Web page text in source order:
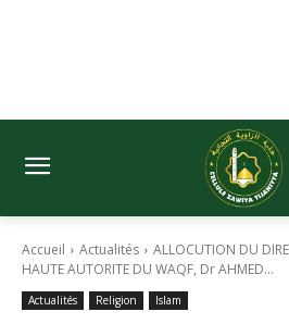
Accueil Actualités
ALLOCUTION DU
HAUTE AUTORITE DU WAQF, Dr AHMED...
Actualités Religion Islam